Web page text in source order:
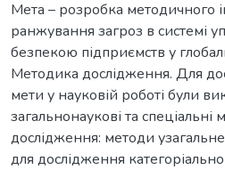
Мета – розробка методичного
ранжування загроз в системі
безпекою підприємств у
Методика дослідження. Для
мети у науковій роботі були
загальнонаукові та
дослідження: методи
для дослідження